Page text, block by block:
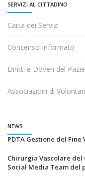
SERVIZI AL CITTADINO
Carta dei Servizi
Consenso Informato
Diritti e Doveri del
Associazioni di
NEWS
PDTA Gestione del Fine
Chirurgia Vascolare del
Social Media Team del